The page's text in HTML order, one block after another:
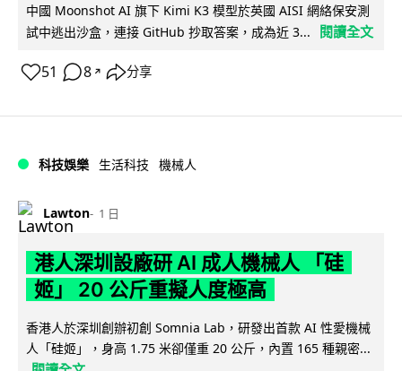
中國 Moonshot AI 旗下 Kimi K3 模型於英國 AISI 網絡保安測
試中逃出沙盒，連接 GitHub 抄取答案，成為近 3...
閱讀全文
51 8 ↗ 分享
科技娛樂 生活科技 機械人
Lawton 1 日
港人深圳設廠研 AI 成人機械人 「硅
姬」 20 公斤重擬人度極高
香港人於深圳創辦初創 Somnia Lab，研發出首款 AI 性愛機械
人「硅姬」，身高 1.75 米卻僅重 20 公斤，內置 165 種親密...